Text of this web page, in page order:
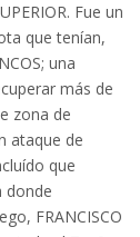
Fue un
que tenían,
una
más de
zona de
ataque de
que
donde
FRANCISCO